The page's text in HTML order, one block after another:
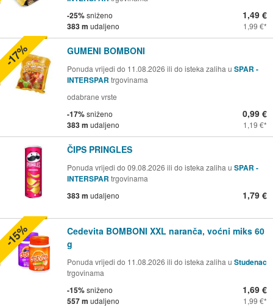
-25%sniženo
383 m udaljeno
1,49 €
1,99 €
GUMENI BOMBONI
Ponuda vrijedi do 11.08.2026 ili do isteka zaliha u SPAR -
INTERSPAR trgovinama
odabrane vrste
-17%sniženo
383 m udaljeno
0,99 €
1,19 €
-17%
ČIPS PRINGLES
Ponuda vrijedi do 09.08.2026 ili do isteka zaliha u SPAR -
INTERSPAR trgovinama
383 m udaljeno 1,79 €
Cedevita BOMBONI XXL naranča, voćni miks 60
g
Ponuda vrijedi do 11.08.2026 ili do isteka zaliha u Studenac
trgovinama
-15%sniženo
557 m udaljeno
1,69 €
1,99 €
-15%